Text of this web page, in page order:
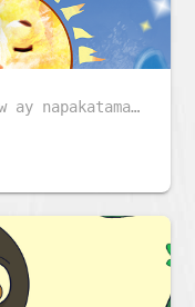
Noong unang panahon, ang Araw ay napakatamad, at ang Buwan at mga tala ay kinailangan magtrabaho ng husto. Kaya, mayroon lamang ay gabi. Pumayag kaya ang Araw na sumikat sa umaga?